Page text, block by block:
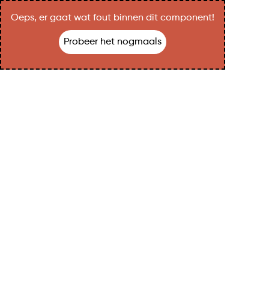
Oeps, er gaat wat fout binnen dit component!
Probeer het nogmaals